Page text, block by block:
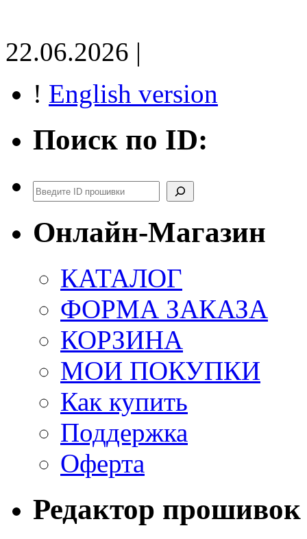
22.06.2026 |
! English version
Поиск по ID:
Поиск
Онлайн-Магазин
КАТАЛОГ
ФОРМА ЗАКАЗА
КОРЗИНА
МОИ ПОКУПКИ
Как купить
Поддержка
Оферта
Редактор прошивок